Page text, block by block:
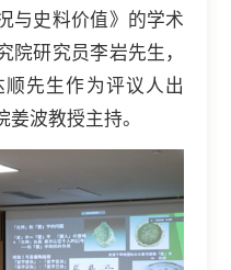
与史料价值》的学术
院研究员李岩先生，
先生作为评议人出
波教授主持。